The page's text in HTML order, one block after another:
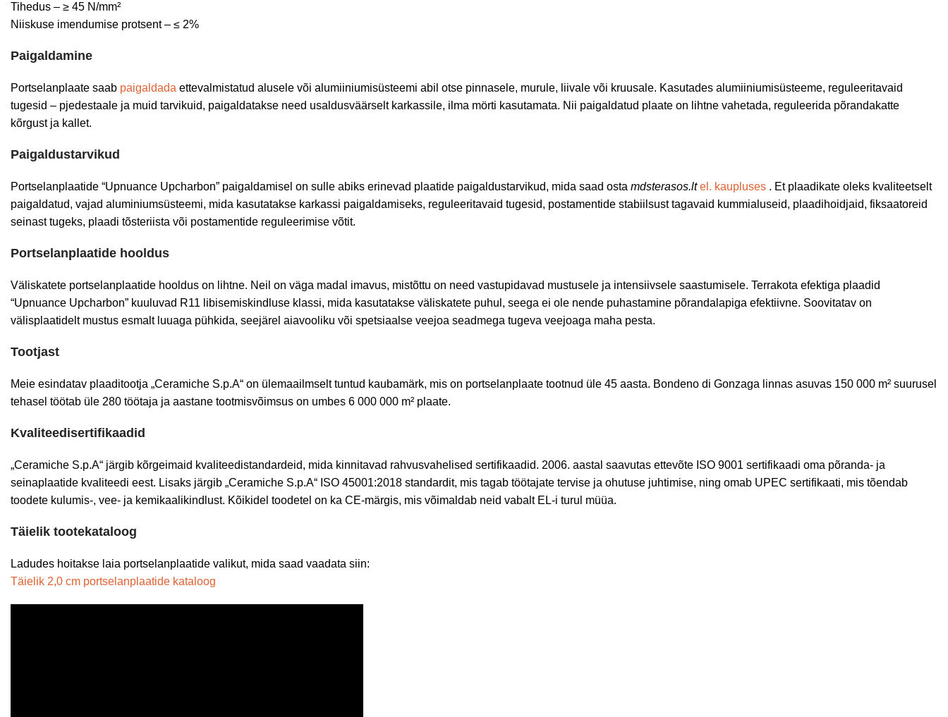
Tihedus – ≥ 45 N/mm²
Niiskuse imendumise protsent – ≤ 2%
Paigaldamine
Portselanplaate saab paigaldada ettevalmistatud alusele või alumiiniumisüsteemi abil otse pinnasele, murule, liivale või kruusale. Kasutades alumiiniumisüsteeme, reguleeritavaid
tugesid – pjedestaale ja muid tarvikuid, paigaldatakse need usaldusväärselt karkassile, ilma mörti kasutamata. Nii paigaldatud plaate on lihtne vahetada, reguleerida põrandakatte
kõrgust ja kallet.
Paigaldustarvikud
Portselanplaatide “Upnuance Upcharbon” paigaldamisel on sulle abiks erinevad plaatide paigaldustarvikud, mida saad osta mdsterasos.lt el. kaupluses . Et plaadikate oleks kvaliteetselt
paigaldatud, vajad aluminiumsüsteemi, mida kasutatakse karkassi paigaldamiseks, reguleeritavaid tugesid, postamentide stabiilsust tagavaid kummialuseid, plaadihoidjaid, fiksaatoreid
seinast tugeks, plaadi tõsteriista või postamentide reguleerimise võtit.
Portselanplaatide hooldus
Väliskatete portselanplaatide hooldus on lihtne. Neil on väga madal imavus, mistõttu on need vastupidavad mustusele ja intensiivsele saastumisele. Terrakota efektiga plaadid
“Upnuance Upcharbon” kuuluvad R11 libisemiskindluse klassi, mida kasutatakse väliskatete puhul, seega ei ole nende puhastamine põrandalapiga efektiivne. Soovitatav on
välisplaatidelt mustus esmalt luuaga pühkida, seejärel aiavooliku või spetsiaalse veejoa seadmega tugeva veejoaga maha pesta.
Tootjast
Meie esindatav plaaditootja „Ceramiche S.p.A“ on ülemaailmselt tuntud kaubamärk, mis on portselanplaate tootnud üle 45 aasta. Bondeno di Gonzaga linnas asuvas 150 000 m² suurusel
tehasel töötab üle 280 töötaja ja aastane tootmisvõimsus on umbes 6 000 000 m² plaate.
Kvaliteedisertifikaadid
„Ceramiche S.p.A“ järgib kõrgeimaid kvaliteedistandardeid, mida kinnitavad rahvusvahelised sertifikaadid. 2006. aastal saavutas ettevõte ISO 9001 sertifikaadi oma põranda- ja
seinaplaatide kvaliteedi eest. Lisaks järgib „Ceramiche S.p.A“ ISO 45001:2018 standardit, mis tagab töötajate tervise ja ohutuse juhtimise, ning omab UPEC sertifikaati, mis tõendab
toodete kulumis-, vee- ja kemikaalikindlust. Kõikidel toodetel on ka CE-märgis, mis võimaldab neid vabalt EL-i turul müüa.
Täielik tootekataloog
Ladudes hoitakse laia portselanplaatide valikut, mida saad vaadata siin:
Täielik 2,0 cm portselanplaatide kataloog